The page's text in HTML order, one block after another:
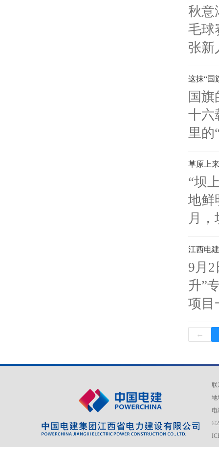
秋意
毛球
张新
这抹“国
国
十六
里的
草原上
“坝
地鲜
月
江西电
9月
升”
项目
←
联
地
电